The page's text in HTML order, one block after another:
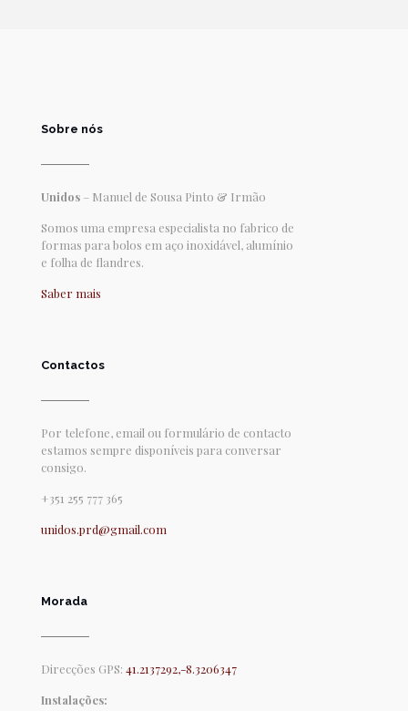
Sobre nós
Unidos – Manuel de Sousa Pinto & Irmão
Somos uma empresa especialista no fabrico de
formas para bolos em aço inoxidável, alumínio
e folha de flandres.
Saber mais
Contactos
Por telefone, email ou formulário de contacto
estamos sempre disponíveis para conversar
consigo.
+351 255 777 365
unidos.prd@gmail.com
Morada
Direcções GPS: 41.2137292,-8.3206347
Instalações: